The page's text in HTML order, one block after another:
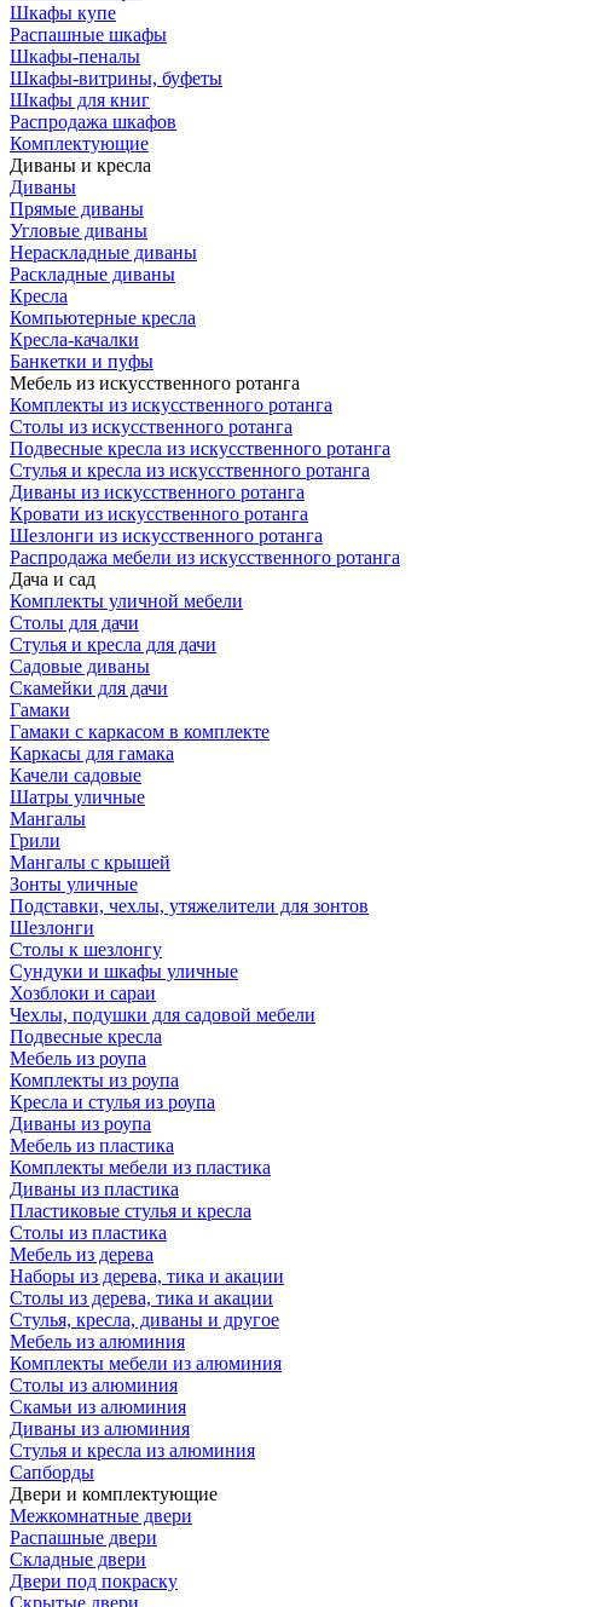
Шкафы купе
Распашные шкафы
Шкафы-пеналы
Шкафы-витрины, буфеты
Шкафы для книг
Распродажа шкафов
Комплектующие
Диваны и кресла
Диваны
Прямые диваны
Угловые диваны
Нераскладные диваны
Раскладные диваны
Кресла
Компьютерные кресла
Кресла-качалки
Банкетки и пуфы
Мебель из искусственного ротанга
Комплекты из искусственного ротанга
Столы из искусственного ротанга
Подвесные кресла из искусственного ротанга
Стулья и кресла из искусственного ротанга
Диваны из искусственного ротанга
Кровати из искусственного ротанга
Шезлонги из искусственного ротанга
Распродажа мебели из искусственного ротанга
Дача и сад
Комплекты уличной мебели
Столы для дачи
Стулья и кресла для дачи
Садовые диваны
Скамейки для дачи
Гамаки
Гамаки с каркасом в комплекте
Каркасы для гамака
Качели садовые
Шатры уличные
Мангалы
Грили
Мангалы с крышей
Зонты уличные
Подставки, чехлы, утяжелители для зонтов
Шезлонги
Столы к шезлонгу
Сундуки и шкафы уличные
Хозблоки и сараи
Чехлы, подушки для садовой мебели
Подвесные кресла
Мебель из роупа
Комплекты из роупа
Кресла и стулья из роупа
Диваны из роупа
Мебель из пластика
Комплекты мебели из пластика
Диваны из пластика
Пластиковые стулья и кресла
Столы из пластика
Мебель из дерева
Наборы из дерева, тика и акации
Столы из дерева, тика и акации
Стулья, кресла, диваны и другое
Мебель из алюминия
Комплекты мебели из алюминия
Столы из алюминия
Скамьи из алюминия
Диваны из алюминия
Стулья и кресла из алюминия
Сапборды
Двери и комплектующие
Межкомнатные двери
Распашные двери
Складные двери
Двери под покраску
Скрытые двери